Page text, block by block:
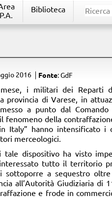
P.A.
Biblioteca
2016 Fonte: GdF
mese, i militari dei Reparti
provincia di Varese, in
a punto dal
fenomeno della
Italy” hanno intensificato i
merceologici.
tale dispositivo ha visto
tutto il territorio
sottoporre a sequestro
all’Autorità Giudiziaria di
e frode in